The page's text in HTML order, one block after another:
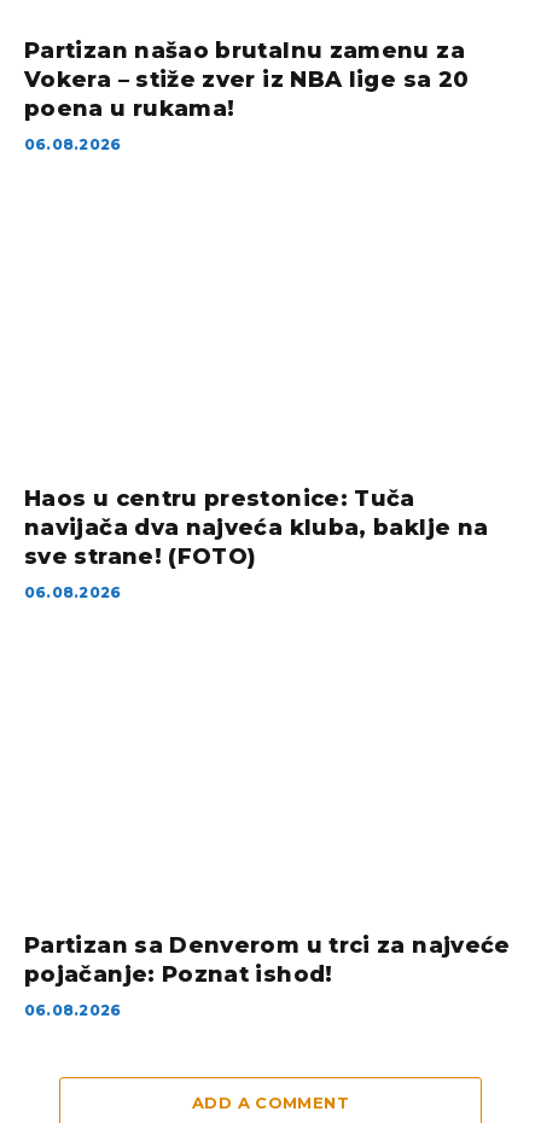
Partizan našao brutalnu zamenu za
Vokera – stiže zver iz NBA lige sa 20
poena u rukama!
06.08.2026
Haos u centru prestonice: Tuča
navijača dva najveća kluba, baklje na
sve strane! (FOTO)
06.08.2026
Partizan sa Denverom u trci za najveće
pojačanje: Poznat ishod!
06.08.2026
ADD A COMMENT